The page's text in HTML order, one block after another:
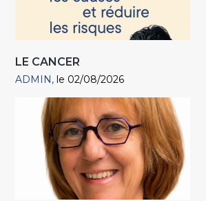
LE CANCER
ADMIN le 02/08/2026